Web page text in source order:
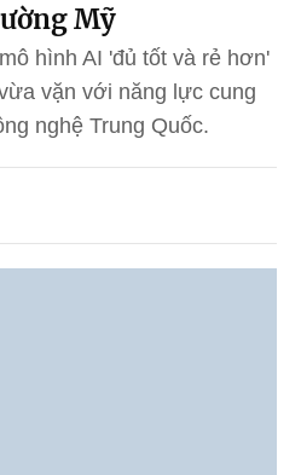
Mỹ
hình AI 'đủ tốt và rẻ hơn'
vặn với năng lực cung
nghệ Trung Quốc.